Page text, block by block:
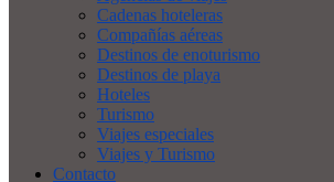
Cadenas hoteleras
Compañías aéreas
Destinos de enoturismo
Destinos de playa
Hoteles
Turismo
Viajes especiales
Viajes y Turismo
Contacto